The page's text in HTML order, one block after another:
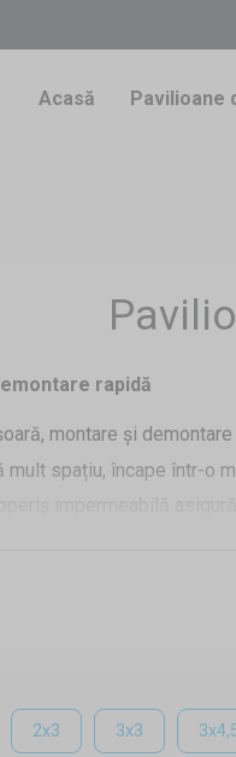
Acasă Pavilioane
rapidă
montare și
mult spațiu, încape într-o
teraselor, pentru
de la 2x2m până 6x3m.
2x3 3x3